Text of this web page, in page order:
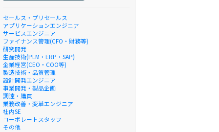
セールス・プリセールス
アプリケーションエンジニア
サービスエンジニア
ファイナンス管理(CFO・財務等)
研究開発
生産技術(PLM・ERP・SAP)
企業経営(CEO・COO等)
製造技術・品質管理
設計開発エンジニア
事業開発・製品企画
調達・購買
業務改善・変革エンジニア
社内SE
コーポレートスタッフ
その他